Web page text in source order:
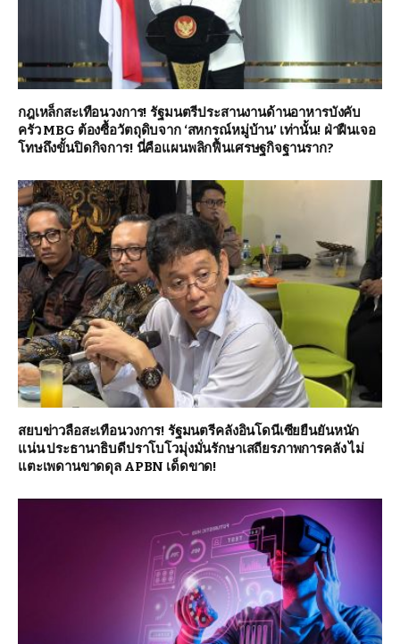
กฎเหล็กสะเทือนวงการ! รัฐมนตรีประสานงานด้านอาหารบังคับ
ครัว MBG ต้องซื้อวัตถุดิบจาก ‘สหกรณ์หมู่บ้าน’ เท่านั้น! ฝ่าฝืนเจอ
โทษถึงขั้นปิดกิจการ! นี่คือแผนพลิกฟื้นเศรษฐกิจฐานราก?
สยบข่าวลือสะเทือนวงการ! รัฐมนตรีคลังอินโดนีเซียยืนยันหนัก
แน่น ประธานาธิบดีปราโบโวมุ่งมั่นรักษาเสถียรภาพการคลัง ไม่
แตะเพดานขาดดุล APBN เด็ดขาด!